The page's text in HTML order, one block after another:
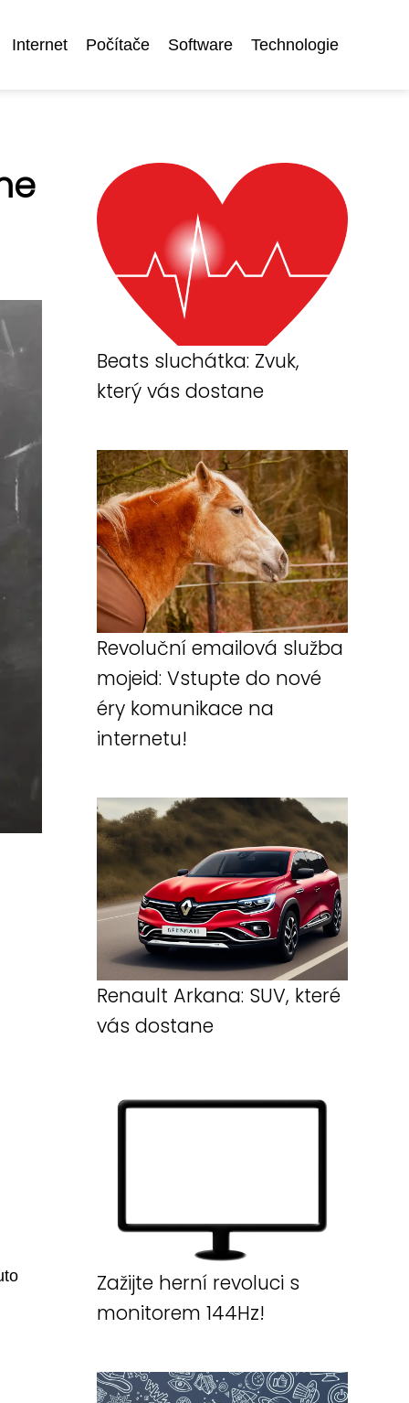
Internet Počítače Software Technologie
Beats sluchátka: Zvuk,
který vás dostane
Revoluční emailová služba
mojeid: Vstupte do nové
éry komunikace na
internetu!
Renault Arkana: SUV, které
vás dostane
Zažijte herní revoluci s
monitorem 144Hz!